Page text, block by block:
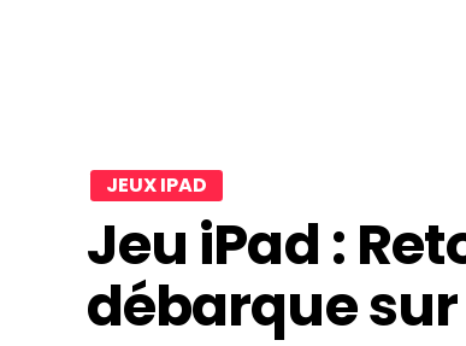
JEUX IPAD
Jeu iPad :
débarque